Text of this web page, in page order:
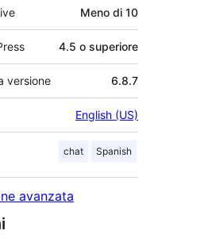
Meno di 10
4.5 o superiore
versione 6.8.7
English (US)
chat Spanish
avanzata